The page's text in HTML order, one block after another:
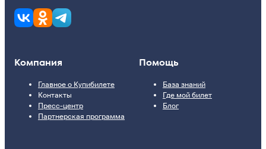
Компания
Главное о Купибилете
Контакты
Пресс-центр
Партнерская программа
Помощь
База знаний
Где мой билет
Блог